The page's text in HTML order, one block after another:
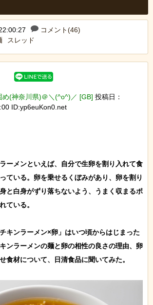
コメント(46)
スレッド
め(神奈川県)＠＼(^o^)／ [GB] 投稿日：
ID:yp6euKon0.net
ーメンといえば、自分で生卵を割り入れて食
ている。卵を乗せるくぼみがあり、卵を割り
と白身がずり落ちないよう、うまく収まるポ
ている。
キンラーメン×卵」はいつ頃からはじまった
ンラーメンの麺と卵の相性の良さの理由、卵
食材について、日清食品に聞いてみた。